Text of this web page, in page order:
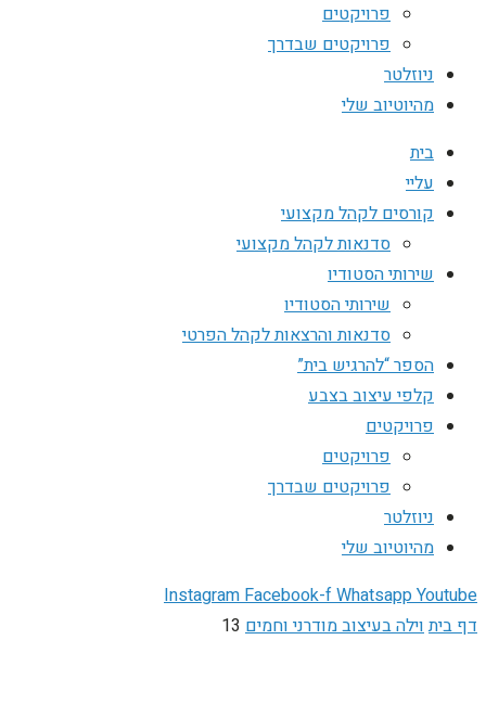
פרויקטים
פרויקטים שבדרך
ניוזלטר
מהיוטיוב שלי
בית
עליי
קורסים לקהל מקצועי
סדנאות לקהל מקצועי
שירותי הסטודיו
שירותי הסטודיו
סדנאות והרצאות לקהל הפרטי
הספר “להרגיש בית”
קלפי עיצוב בצבע
פרויקטים
פרויקטים
פרויקטים שבדרך
ניוזלטר
מהיוטיוב שלי
InstagramFacebook-fWhatsappYoutube
דף ביתוילה בעיצוב מודרני וחמים 13